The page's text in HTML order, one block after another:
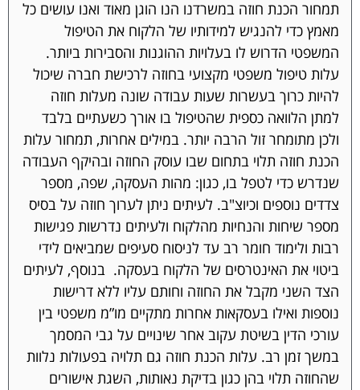
תמחור הכנת חוזה במשרדנו הנו הוגן מאוד ואנו עושים כל
מאמץ כדי להנגיש למידותיו של הלקוח את הטיפול
המשפטי הדרוש לו בעלויות ההוגנות והסבירות ביותר.
עלות טיפול משפטי מקצועי בחוזה לרכישת חברה שיכול
להיות כרוך בעשרות שעות עבודה שונה מעלות חוזה
למתן הלוואה כספית שהטיפול בו אורך כשעתיים בלבד
ולכן מתומחר זול הרבה יותר. במילים אחרות, תמחור עלות
הכנת חוזה תלוי בתחום שבו עוסק החוזה ובהיקף העבודה
שנדרש כדי לטפל בו, כגון: מהות העסקה, שפה, מספר
צדדים נוספים וכיוצ"ב. לעיתים ניתן לערוך חוזה על בסיס
מספר שיחות והנחיות מהלקוח ולעיתים נדרשות פגישות
רבות ולימוד חומר רב עד לניסוח סעיפים שמביאים לידי
ביטוי את האינטרסים של הלקוח בעסקה. בנוסף, לעיתים
הצד השני מקבל את החוזה וחותם עליו ללא דרישות
נוספות ואילו בעסקאות אחרות מתקיים מו”מ משפטי בין
עורכי הדין בשיטת עקוב אחר שינויים על גבי המסמך
במשך זמן רב. עלות הכנת חוזה גם תלויה בפעולות נלוות
שהחוזה תלוי בהן כגון בדיקת נאותות, השגת אישורים